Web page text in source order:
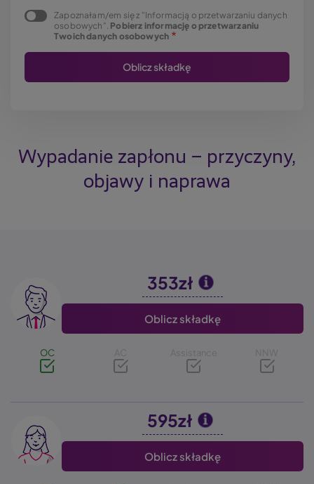
Zapoznałam/em się z "Informacją o przetwarzaniu danych
osobowych". Pobierz informację o przetwarzaniu
Twoich danych osobowych
Wypadanie zapłonu – przyczyny,
objawy i naprawa
Image 353zł
Oblicz składkę
OC AC Assistance NNW
Image 595zł
Oblicz składkę